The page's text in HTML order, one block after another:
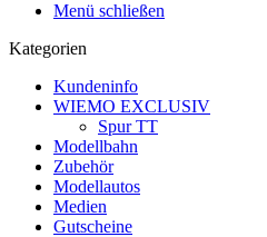
Menü schließen
Kategorien
Kundeninfo
WIEMO EXCLUSIV
Spur TT
Modellbahn
Zubehör
Modellautos
Medien
Gutscheine